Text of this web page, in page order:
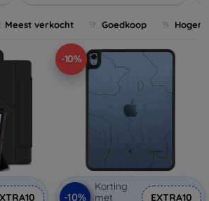
en kies de perfecte match voor uw
ook naar onze schermbeschermers en
kijken voor een complete
apparaten. Shop nu en geef uw
die het verdient!
Meest verkocht Goedkoop
-10%
-10%
Korting
met
EXTRA10